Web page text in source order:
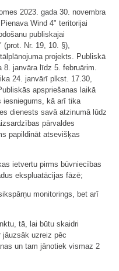
2023. gada 30. novembra
Wind 4" teritorijai
publiskajai
(prot. Nr. 19, 10. §),
projekts. Publiskā
8. janvāra līdz 5. februārim.
24. janvārī plkst. 17.30,
apspriešanas laikā
iesniegums, kā arī tika
dienests savā atzinumā lūdz
pārvaldes
papildināt atsevišķas
ietvertu pirms būvniecības
ekspluatācijas fāzē;
monitorings, bet arī
tā, lai būtu skaidri
jāuzsāk uzreiz pēc
un tam jānotiek vismaz 2